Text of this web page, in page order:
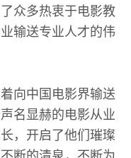
众多热衷于电影教
输送专业人才的伟
向中国电影界输送
名显赫的电影从业
，开启了他们璀璨